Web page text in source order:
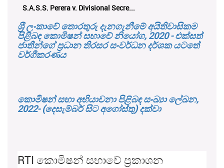
S.A.S.S. Perera v. Divisional Secre...
ශ‍්‍රී ලංකාවේ තොරතුරු දැනගැනීමේ අයිතිවාසිකම
පිළිබඳ කොමිෂන් සභාවේ නියෝග, 2020 - එක්සත්
ජාතීන්ගේ ප්‍රධාන තිරසර සංවර්ධන දර්ශක යටතේ
වර්ගීකරණය
කොමිෂන් සභා අභියාචනා පිළිබඳ සංඛ්‍යා ලේඛන,
2022- (දෙසැම්බර් සිට අගෝස්තු) දක්වා
RTI කොමිෂන් සභාවේ ප්‍රකාශන